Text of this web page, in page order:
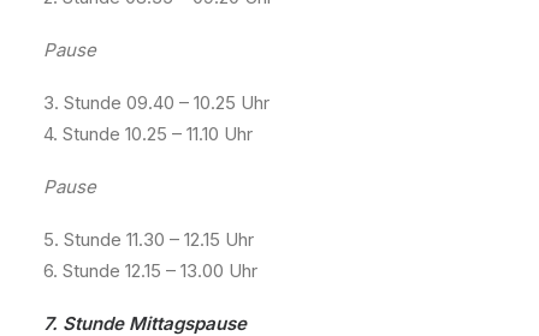
Pause
3. Stunde 09.40 – 10.25 Uhr
4. Stunde 10.25 – 11.10 Uhr
Pause
5. Stunde 11.30 – 12.15 Uhr
6. Stunde 12.15 – 13.00 Uhr
7. Stunde Mittagspause